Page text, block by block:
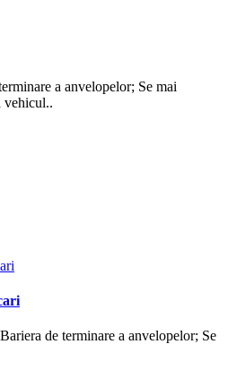
a anvelopelor; Se mai
vehicul..
de terminare a anvelopelor; Se